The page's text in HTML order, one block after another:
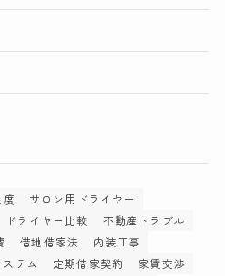
度
サロン用ドライヤー
ドライヤー比較
不動産トラブル
借地借家法
内装工事
テム 定期借家契約
家賃交渉